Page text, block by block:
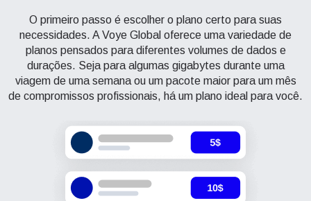
O primeiro passo é escolher o plano certo para suas
necessidades. A Voye Global oferece uma variedade de
planos pensados para diferentes volumes de dados e
durações. Seja para algumas gigabytes durante uma
viagem de uma semana ou um pacote maior para um mês
de compromissos profissionais, há um plano ideal para você.